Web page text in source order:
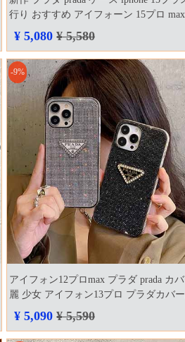
行り おすすめ アイフォーン 15プロ
ホケース ハイブランド
¥ 5,080 ¥ 5,580
-9%
アイフォン12プロmax プラダ prada カ
麗 少女 アイフォン13プロ プラダカバ
¥ 5,090 ¥ 5,590